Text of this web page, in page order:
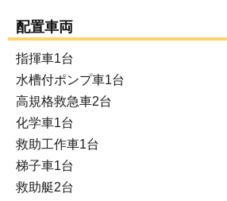
配置車両
指揮車1台
水槽付ポンプ車1台
高規格救急車2台
化学車1台
救助工作車1台
梯子車1台
救助艇2台